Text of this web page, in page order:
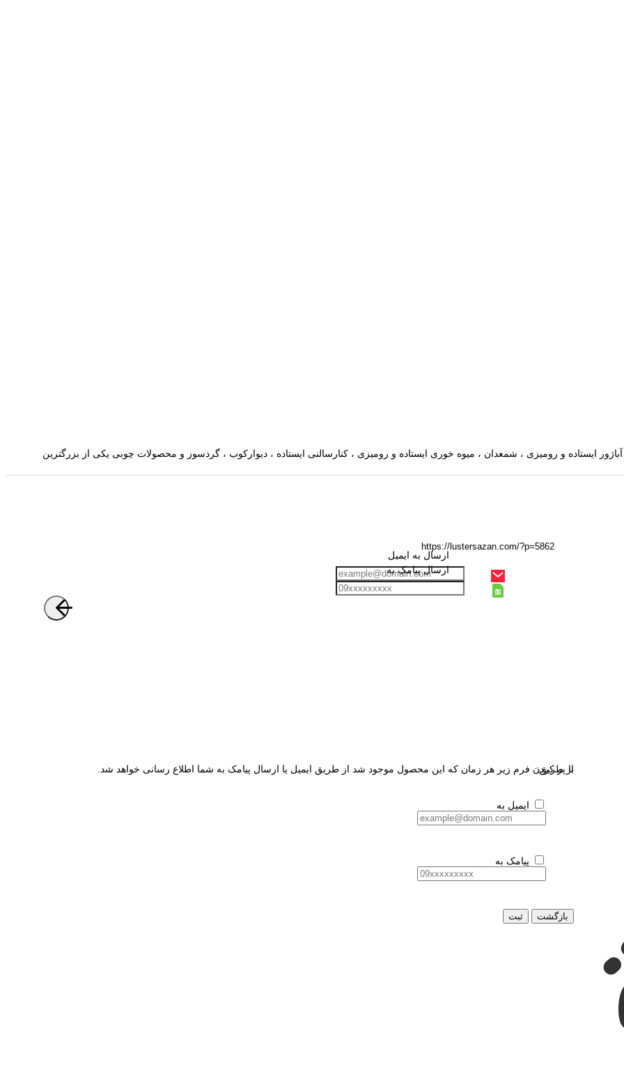
ارسال به ایمیل
ارسال پیامک به
با پر کردن فرم زیر هر زمان که این محصول موجود شد از طریق ایمیل یا ارسال پیامک به شما اطلاع رسانی خواهد شد.
از طریق:
ایمیل به
پیامک به
بازگشت ثبت